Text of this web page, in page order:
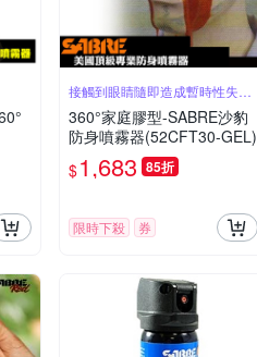
接觸到眼睛隨即造成暫時性失明
50分鐘
360°家庭膠型-SABRE沙豹
防身噴霧器(52CFT30-GEL)
$1,683 85折
限時下殺 券